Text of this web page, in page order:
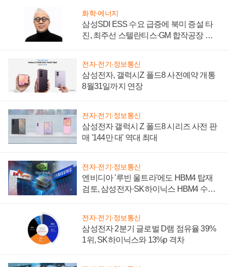
화학·에너지
삼성SDI ESS 수요 급증에 북미 증설 타
진, 최주선 스텔란티스·GM 합작공장 건
전자·전기·정보통신
삼성전자, 갤럭시Z 폴드8 사전예약 개통
8월31일까지 연장
전자·전기·정보통신
삼성전자 갤럭시 Z 폴드8 시리즈 사전 판
매 '144만 대' 역대 최대
전자·전기·정보통신
엔비디아 '루빈 울트라'에도 HBM4 탑재
검토, 삼성전자·SK하이닉스 HBM4 수율
전자·전기·정보통신
삼성전자 2분기 글로벌 D램 점유율 39%
1위, SK하이닉스와 13%p 격차